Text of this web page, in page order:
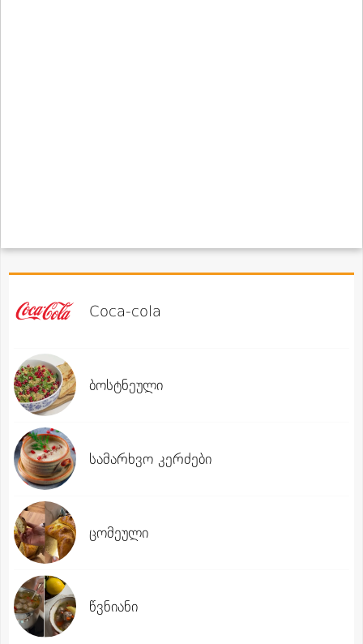
Coca-cola
ბოსტნეული
სამარხვო კერძები
ცომეული
წვნიანი